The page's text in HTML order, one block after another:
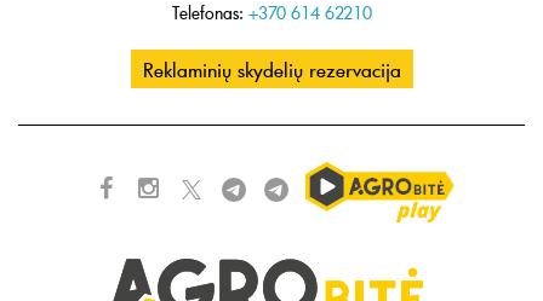
Telefonas: +370 614 62210
Reklaminių skydelių rezervacija